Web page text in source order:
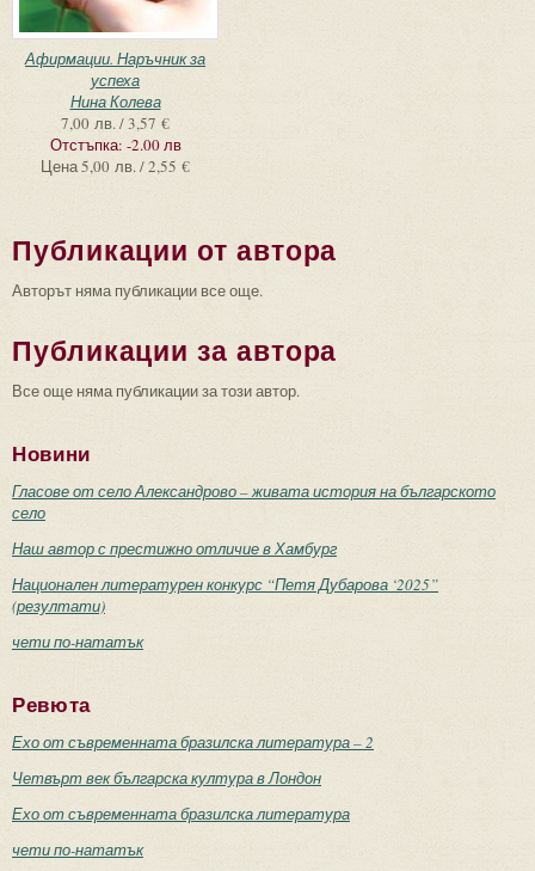
Афирмации. Наръчник за
успеха
Нина Колева
7,00 лв. / 3,57 €
Отстъпка: -2.00 лв
Цена5,00 лв. / 2,55 €
Публикации от автора
Авторът няма публикации все още.
Публикации за автора
Все още няма публикации за този автор.
Новини
Гласове от село Александрово – живата история на българското
село
Наш автор с престижно отличие в Хамбург
Национален литературен конкурс “Петя Дубарова ‘2025”
(резултати)
чети по-нататък
Ревюта
Ехо от съвременната бразилска литература – 2
Четвърт век българска култура в Лондон
Ехо от съвременната бразилска литература
чети по-нататък